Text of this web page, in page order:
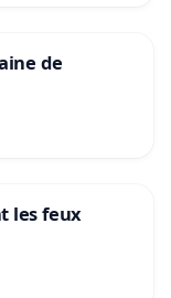
de
les feux